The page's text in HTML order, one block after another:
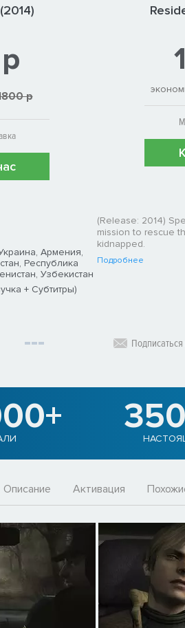
р
Армения,
Республика
Узбекистан
+ Субтитры)
(Release: 2014)
mission to rescue
kidnapped.
Подробнее
Описание Активация